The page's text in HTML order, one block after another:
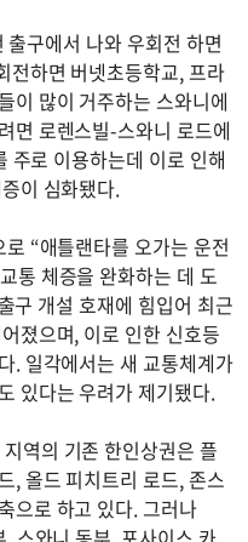
구에서 나와 우회전 하면
전하면 버넷초등학교, 프라
이 많이 거주하는 스와니에
면 로렌스빌-스와니 로드에
주로 이용하는데 이로 인해
이 심화됐다.
“애틀랜타를 오가는 운전
통 체증을 완화하는 데 도
구 개설 호재에 힘입어 최근
졌으며, 이로 인한 신호등
. 일각에서는 새 교통체계가
있다는 우려가 제기됐다.
역의 기존 한인상권은 플
, 올드 피치트리 로드, 존스
으로 하고 있다. 그러나